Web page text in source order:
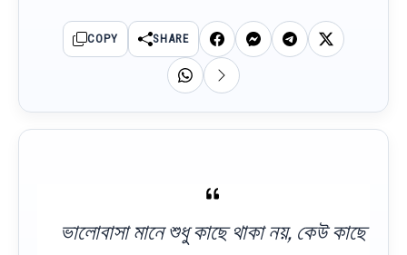
COPY SHARE
ভালোবাসা মানে শুধু কাছে থাকা নয়, কেউ কাছে